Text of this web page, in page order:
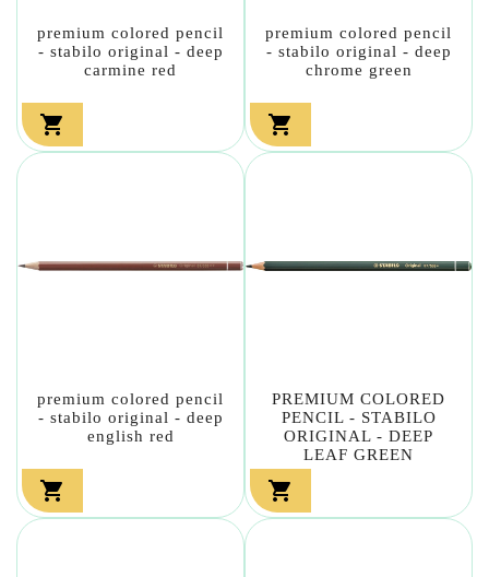
premium colored pencil
- stabilo original - deep
carmine red

premium colored pencil
- stabilo original - deep
chrome green

premium colored pencil
- stabilo original - deep
english red

PREMIUM COLORED
PENCIL - STABILO
ORIGINAL - DEEP
LEAF GREEN
